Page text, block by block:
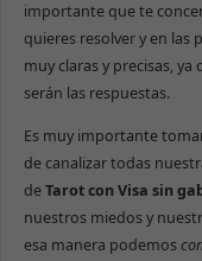
importante que te
quieres resolver y en las
muy claras y precisas,
serán las respuestas.
Es muy importante
de canalizar todas
deTarot con Visa sin
nuestros miedos y
esa manera podemos